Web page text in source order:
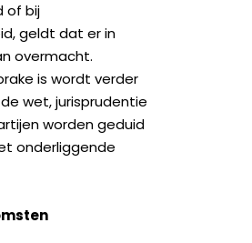
of bij
geldt dat er in
overmacht.
is wordt verder
wet, jurisprudentie
worden geduid
onderliggende